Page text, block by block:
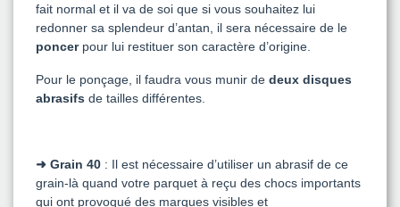
fait normal et il va de soi que si vous souhaitez lui
redonner sa splendeur d’antan, il sera nécessaire de le
poncerpour lui restituer son caractère d’origine.
Pour le ponçage, il faudra vous munir de deux disques
abrasifs de tailles différentes.
➜ Grain 40 : Il est nécessaire d’utiliser un abrasif de ce
grain-là quand votre parquet à reçu des chocs importants
qui ont provoqué des marques visibles et